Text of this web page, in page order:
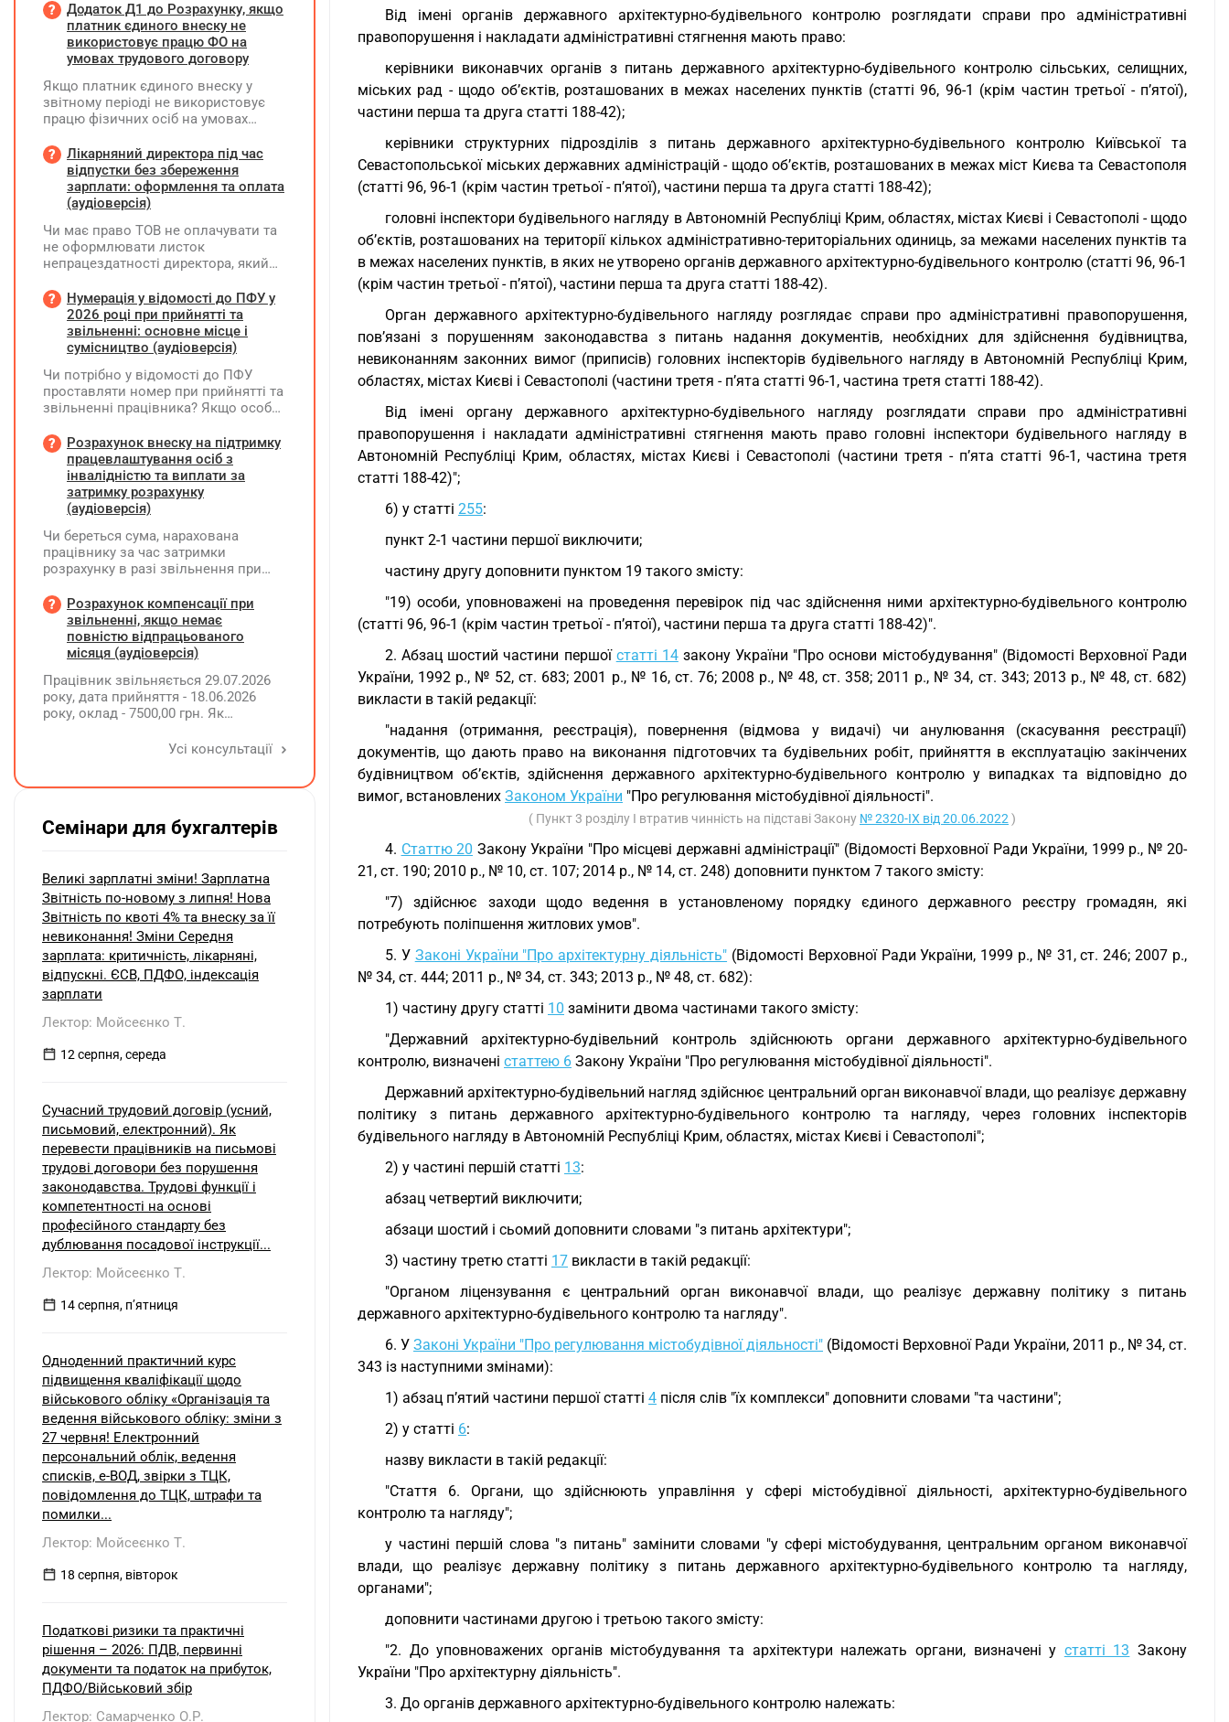
Від імені органів державного архітектурно-будівельного контролю розглядати справи про адміністративні
правопорушення і накладати адміністративні стягнення мають право:
керівники виконавчих органів з питань державного архітектурно-будівельного контролю сільських, селищних,
міських рад - щодо об’єктів, розташованих в межах населених пунктів (статті 96, 96-1 (крім частин третьої - п’ятої),
частини перша та друга статті 188-42);
керівники структурних підрозділів з питань державного архітектурно-будівельного контролю Київської та
Севастопольської міських державних адміністрацій - щодо об’єктів, розташованих в межах міст Києва та Севастополя
(статті 96, 96-1 (крім частин третьої - п’ятої), частини перша та друга статті 188-42);
головні інспектори будівельного нагляду в Автономній Республіці Крим, областях, містах Києві і Севастополі - щодо
об’єктів, розташованих на території кількох адміністративно-територіальних одиниць, за межами населених пунктів та
в межах населених пунктів, в яких не утворено органів державного архітектурно-будівельного контролю (статті 96, 96-1
(крім частин третьої - п’ятої), частини перша та друга статті 188-42).
Орган державного архітектурно-будівельного нагляду розглядає справи про адміністративні правопорушення,
пов’язані з порушенням законодавства з питань надання документів, необхідних для здійснення будівництва,
невиконанням законних вимог (приписів) головних інспекторів будівельного нагляду в Автономній Республіці Крим,
областях, містах Києві і Севастополі (частини третя - п’ята статті 96-1, частина третя статті 188-42).
Від імені органу державного архітектурно-будівельного нагляду розглядати справи про адміністративні
правопорушення і накладати адміністративні стягнення мають право головні інспектори будівельного нагляду в
Автономній Республіці Крим, областях, містах Києві і Севастополі (частини третя - п’ята статті 96-1, частина третя
статті 188-42)";
6) у статті 255:
пункт 2-1 частини першої виключити;
частину другу доповнити пунктом 19 такого змісту:
"19) особи, уповноважені на проведення перевірок під час здійснення ними архітектурно-будівельного контролю
(статті 96, 96-1 (крім частин третьої - п’ятої), частини перша та друга статті 188-42)".
2. Абзац шостий частини першої статті 14закону України "Про основи містобудування" (Відомості Верховної Ради
України, 1992 р., № 52, ст. 683; 2001 р., № 16, ст. 76; 2008 р., № 48, ст. 358; 2011 р., № 34, ст. 343; 2013 р., № 48, ст. 682)
викласти в такій редакції:
"надання (отримання, реєстрація), повернення (відмова у видачі) чи анулювання (скасування реєстрації)
документів, що дають право на виконання підготовчих та будівельних робіт, прийняття в експлуатацію закінчених
будівництвом об’єктів, здійснення державного архітектурно-будівельного контролю у випадках та відповідно до
вимог, встановлених Законом України "Про регулювання містобудівної діяльності".
( Пункт 3 розділу I втратив чинність на підставі Закону № 2320-IX від 20.06.2022 )
4. Статтю 20 Закону України "Про місцеві державні адміністрації" (Відомості Верховної Ради України, 1999 р., № 20-
21, ст. 190; 2010 р., № 10, ст. 107; 2014 р., № 14, ст. 248) доповнити пунктом 7 такого змісту:
"7) здійснює заходи щодо ведення в установленому порядку єдиного державного реєстру громадян, які
потребують поліпшення житлових умов".
5. У Законі України "Про архітектурну діяльність" (Відомості Верховної Ради України, 1999 р., № 31, ст. 246; 2007 р.,
№ 34, ст. 444; 2011 р., № 34, ст. 343; 2013 р., № 48, ст. 682):
1) частину другу статті 10 замінити двома частинами такого змісту:
"Державний архітектурно-будівельний контроль здійснюють органи державного архітектурно-будівельного
контролю, визначені статтею 6 Закону України "Про регулювання містобудівної діяльності".
Державний архітектурно-будівельний нагляд здійснює центральний орган виконавчої влади, що реалізує державну
політику з питань державного архітектурно-будівельного контролю та нагляду, через головних інспекторів
будівельного нагляду в Автономній Республіці Крим, областях, містах Києві і Севастополі";
2) у частині першій статті 13:
абзац четвертий виключити;
абзаци шостий і сьомий доповнити словами "з питань архітектури";
3) частину третю статті 17 викласти в такій редакції:
"Органом ліцензування є центральний орган виконавчої влади, що реалізує державну політику з питань
державного архітектурно-будівельного контролю та нагляду".
6. У Законі України "Про регулювання містобудівної діяльності" (Відомості Верховної Ради України, 2011 р., № 34, ст.
343 із наступними змінами):
1) абзац п’ятий частини першої статті 4 після слів "їх комплекси" доповнити словами "та частини";
2) у статті 6:
назву викласти в такій редакції:
"Стаття 6. Органи, що здійснюють управління у сфері містобудівної діяльності, архітектурно-будівельного
контролю та нагляду";
у частині першій слова "з питань" замінити словами "у сфері містобудування, центральним органом виконавчої
влади, що реалізує державну політику з питань державного архітектурно-будівельного контролю та нагляду,
органами";
доповнити частинами другою і третьою такого змісту:
"2. До уповноважених органів містобудування та архітектури належать органи, визначені у статті 13 Закону
України "Про архітектурну діяльність".
3. До органів державного архітектурно-будівельного контролю належать:
Додаток Д1 до Розрахунку, якщо
платник єдиного внеску не
використовує працю ФО на
умовах трудового договору
Якщо платник єдиного внеску у
звітному періоді не використовує
працю фізичних осіб на умовах
на інших умовах, передбачених
законодавством, Додаток Д1/
Додаток ФІЗ-Д1 за відповідний
період не подається
Лікарняний директора під час
відпустки без збереження
зарплати: оформлення та оплата
(аудіоверсія)
Чи має право ТОВ не оплачувати та
не оформлювати листок
непрацездатності директора, який
збереження заробітної плати під час
призупинення діяльності
підприємства?
Нумерація у відомості до ПФУ у
2026 році при прийнятті та
звільненні: основне місце і
сумісництво (аудіоверсія)
Чи потрібно у відомості до ПФУ
проставляти номер при прийнятті та
звільненні працівника? Якщо особа
місцем роботи та за сумісництвом,
чи рахується це як два роботодавці?
Розрахунок внеску на підтримку
працевлаштування осіб з
інвалідністю та виплати за
затримку розрахунку
(аудіоверсія)
Чи береться сума, нарахована
працівнику за час затримки
розрахунку в разі звільнення при
заробітної плати (винагороди), для
розрахунку внеску на підтримку
працевлаштування осіб з
інвалідністю?
Розрахунок компенсації при
звільненні, якщо немає
повністю відпрацьованого
місяця (аудіоверсія)
Працівник звільняється 29.07.2026
року, дата прийняття - 18.06.2026
року, оклад - 7500,00 грн. Як
невикористаних днів відпустки при
Усі консультації
Семінари для бухгалтерів
Великі зарплатні зміни! Зарплатна
Звітність по-новому з липня! Нова
Звітність по квоті 4% та внеску за її
невиконання! Зміни Середня
зарплата: критичність, лікарняні,
відпускні. ЄСВ, ПДФО, індексація
зарплати
Лектор: Мойсеєнко Т.
12 серпня, середа
Сучасний трудовий договір (усний,
письмовий, електронний). Як
перевести працівників на письмові
трудові договори без порушення
законодавства. Трудові функції і
компетентності на основі
професійного стандарту без
дублювання посадової інструкції...
Лектор: Мойсеєнко Т.
14 серпня, пʼятниця
Одноденний практичний курс
підвищення кваліфікації щодо
військового обліку «Організація та
ведення військового обліку: зміни з
27 червня! Електронний
персональний облік, ведення
списків, е-ВОД, звірки з ТЦК,
повідомлення до ТЦК, штрафи та
помилки...
Лектор: Мойсеєнко Т.
18 серпня, вівторок
Податкові ризики та практичні
рішення – 2026: ПДВ, первинні
документи та податок на прибуток,
ПДФО/Військовий збір
Лектор: Самарченко О.Р.